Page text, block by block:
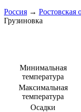
Россия → Ростовская
Грузиновка
Минимальная
температура
Максимальная
температура
Осадки